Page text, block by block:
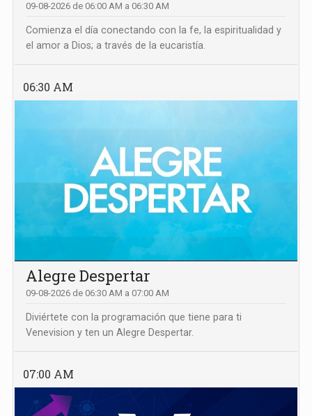
09-08-2026 de 06:00 AM a 06:30 AM
Comienza el día conectando con la fe, la espiritualidad y
el amor a Dios; a través de la eucaristía.
06:30 AM
Alegre Despertar
09-08-2026 de 06:30 AM a 07:00 AM
Diviértete con la programación que tiene para ti
Venevision y ten un Alegre Despertar.
07:00 AM